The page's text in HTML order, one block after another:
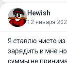
Hewish
12 января
Я ставлю чисто
зарядить и мне
суммы не